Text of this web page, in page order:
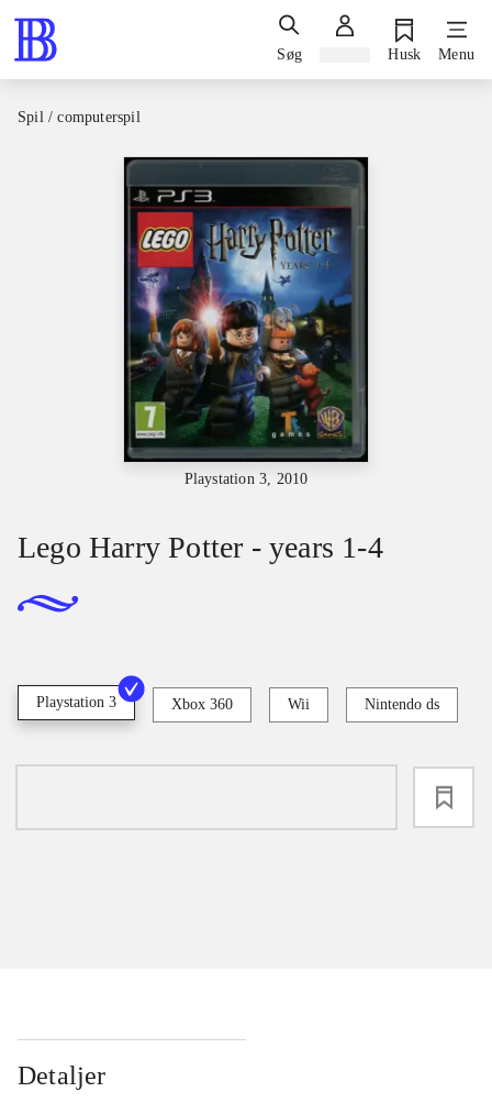
Søg Husk Menu
Spil / computerspil
Playstation 3, 2010
Lego Harry Potter - years 1-4
Playstation 3 Xbox 360 Wii Nintendo ds
Detaljer